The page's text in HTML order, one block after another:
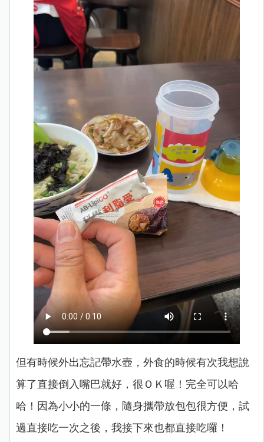
但有時候外出忘記帶水壺，外食的時候有次我想說
算了直接倒入嘴巴就好，很ＯＫ喔！完全可以哈
哈！因為小小的一條，隨身攜帶放包包很方便，試
過直接吃一次之後，我接下來也都直接吃囉！